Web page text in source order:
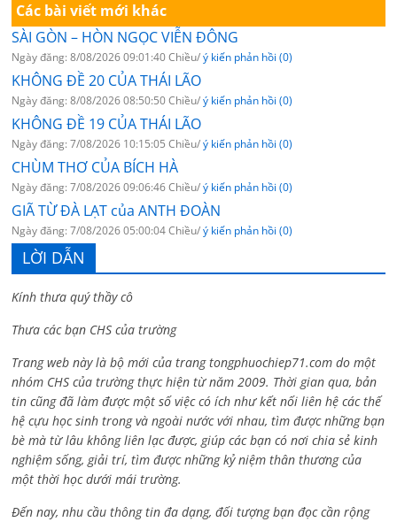
Các bài viết mới khác
SÀI GÒN – HÒN NGỌC VIỄN ĐÔNG
Ngày đăng: 8/08/2026 09:01:40 Chiều/ý kiến phản hồi (0)
KHÔNG ĐỀ 20 CỦA THÁI LÃO
Ngày đăng: 8/08/2026 08:50:50 Chiều/ý kiến phản hồi (0)
KHÔNG ĐỀ 19 CỦA THÁI LÃO
Ngày đăng: 7/08/2026 10:15:05 Chiều/ý kiến phản hồi (0)
CHÙM THƠ CỦA BÍCH HÀ
Ngày đăng: 7/08/2026 09:06:46 Chiều/ý kiến phản hồi (0)
GIÃ TỪ ĐÀ LẠT của ANTH ĐOÀN
Ngày đăng: 7/08/2026 05:00:04 Chiều/ý kiến phản hồi (0)
LỜI DẪN
Kính thưa quý thầy cô
Thưa các bạn CHS của trường
Trang web này là bộ mới của trang tongphuochiep71.com do một
nhóm CHS của trường thực hiện từ năm 2009. Thời gian qua, bản
tin cũng đã làm được một số việc có ích như kết nối liên hệ các thế
hệ cựu học sinh trong và ngoài nước với nhau, tìm được những bạn
bè mà từ lâu không liên lạc được, giúp các bạn có nơi chia sẻ kinh
nghiệm sống, giải trí, tìm được những kỷ niệm thân thương của
một thời học dưới mái trường.
Đến nay, nhu cầu thông tin đa dạng, đối tượng bạn đọc cần rộng